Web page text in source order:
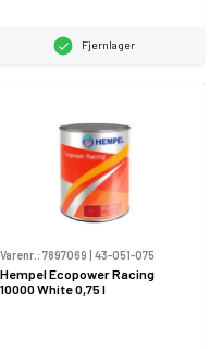
Fjernlager
Varenr.: 7897069 | 43-051-075
Hempel Ecopower Racing
10000 White 0,75 l